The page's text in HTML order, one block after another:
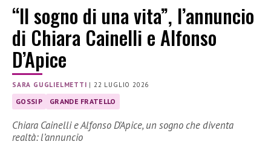
“Il sogno di una vita”, l’annuncio
di Chiara Cainelli e Alfonso
D’Apice
SARA GUGLIELMETTI | 22 LUGLIO 2026
GOSSIP GRANDE FRATELLO
Chiara Cainelli e Alfonso D’Apice, un sogno che diventa
realtà: l’annuncio